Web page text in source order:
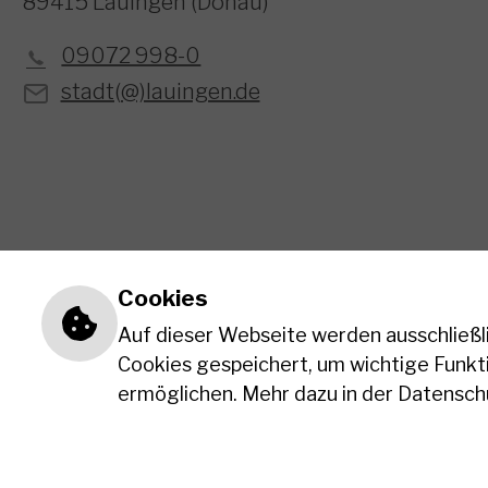
Einstellungen zu Cookies
Cookies
Auf dieser Webseite werden
Cookies gespeichert, um wichtige
ermöglichen. Mehr dazu in der
09072 998-0
stadt(@)lauingen.de